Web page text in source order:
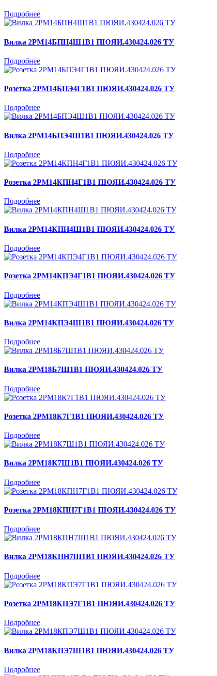
Подробнее
Вилка 2РМ14БПН4Ш1В1 ПЮЯИ.430424.026 ТУ
Подробнее
Розетка 2РМ14БПЭ4Г1В1 ПЮЯИ.430424.026 ТУ
Подробнее
Вилка 2РМ14БПЭ4Ш1В1 ПЮЯИ.430424.026 ТУ
Подробнее
Розетка 2РМ14КПН4Г1В1 ПЮЯИ.430424.026 ТУ
Подробнее
Вилка 2РМ14КПН4Ш1В1 ПЮЯИ.430424.026 ТУ
Подробнее
Розетка 2РМ14КПЭ4Г1В1 ПЮЯИ.430424.026 ТУ
Подробнее
Вилка 2РМ14КПЭ4Ш1В1 ПЮЯИ.430424.026 ТУ
Подробнее
Вилка 2РМ18Б7Ш1В1 ПЮЯИ.430424.026 ТУ
Подробнее
Розетка 2РМ18К7Г1В1 ПЮЯИ.430424.026 ТУ
Подробнее
Вилка 2РМ18К7Ш1В1 ПЮЯИ.430424.026 ТУ
Подробнее
Розетка 2РМ18КПН7Г1В1 ПЮЯИ.430424.026 ТУ
Подробнее
Вилка 2РМ18КПН7Ш1В1 ПЮЯИ.430424.026 ТУ
Подробнее
Розетка 2РМ18КПЭ7Г1В1 ПЮЯИ.430424.026 ТУ
Подробнее
Вилка 2РМ18КПЭ7Ш1В1 ПЮЯИ.430424.026 ТУ
Подробнее